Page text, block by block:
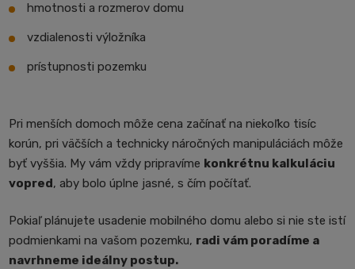
hmotnosti a rozmerov domu
vzdialenosti výložníka
prístupnosti pozemku
Pri menších domoch môže cena začínať na niekoľko tisíc
korún, pri väčších a technicky náročných manipuláciách môže
byť vyššia. My vám vždy pripravíme konkrétnu kalkuláciu
vopred, aby bolo úplne jasné, s čím počítať.
Pokiaľ plánujete usadenie mobilného domu alebo si nie ste istí
podmienkami na vašom pozemku, radi vám poradíme a
navrhneme ideálny postup.